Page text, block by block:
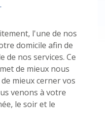
l'une de nos
domicile afin de
de nos services. Ce
de mieux nous
mieux cerner vos
venons à votre
le soir et le